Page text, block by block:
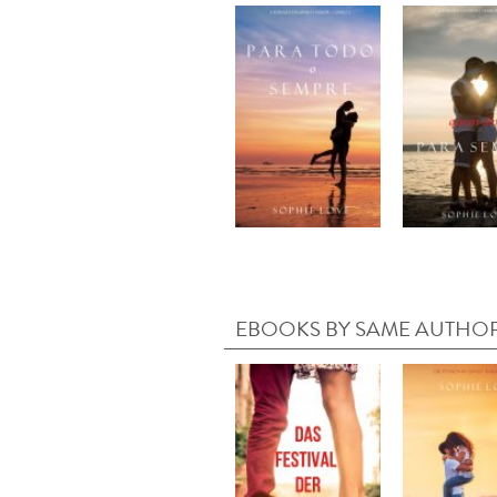
EBOOKS BY SAME